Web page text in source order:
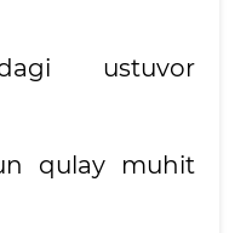
ustuvor
qulay muhit